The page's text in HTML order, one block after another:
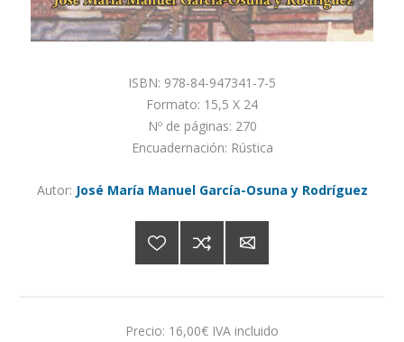
ISBN: 978-84-947341-7-5
Formato: 15,5 X 24
Nº de páginas: 270
Encuadernación: Rústica
Autor: José María Manuel García-Osuna y Rodríguez
Precio: 16,00€ IVA incluido